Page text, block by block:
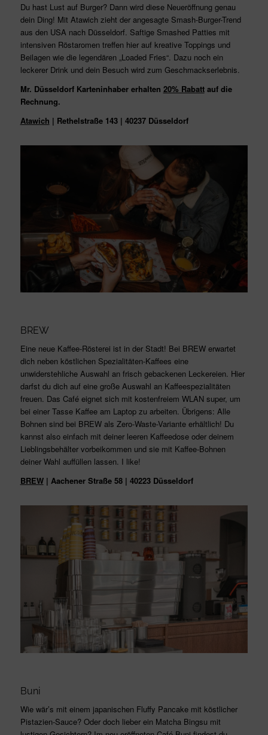
Du hast Lust auf Burger? Dann wird diese Neueröffnung genau
dein Ding! Mit Atawich zieht der angesagte Smash-Burger-Trend
aus den USA nach Düsseldorf. Saftige Smashed Patties mit
intensiven Röstaromen treffen hier auf kreative Toppings und
Beilagen wie die legendären „Loaded Fries“. Dazu noch ein
leckerer Drink und dein Besuch wird zum Geschmackserlebnis.
Mr. Düsseldorf Karteninhaber erhalten 20% Rabattauf die
Rechnung.
Atawich | Rethelstraße 143 | 40237 Düsseldorf
BREW
Eine neue Kaffee-Rösterei ist in der Stadt! Bei BREW erwartet
dich neben köstlichen Spezialitäten-Kaffees eine
unwiderstehliche Auswahl an frisch gebackenen Leckereien. Hier
darfst du dich auf eine große Auswahl an Kaffeespezialitäten
freuen. Das Café eignet sich mit kostenfreiem WLAN super, um
bei einer Tasse Kaffee am Laptop zu arbeiten. Übrigens: Alle
Bohnen sind bei BREW als Zero-Waste-Variante erhältlich! Du
kannst also einfach mit deiner leeren Kaffeedose oder deinem
Lieblingsbehälter vorbeikommen und sie mit Kaffee-Bohnen
deiner Wahl auffüllen lassen. I like!
BREW| Aachener Straße 58 | 40223 Düsseldorf
Buni
Wie wär’s mit einem japanischen Fluffy Pancake mit köstlicher
Pistazien-Sauce? Oder doch lieber ein Matcha Bingsu mit